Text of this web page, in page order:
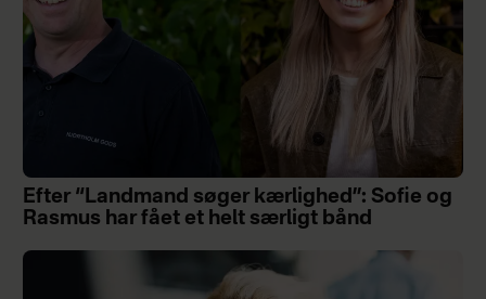
Efter “Landmand søger kærlighed”: Sofie og
Rasmus har fået et helt særligt bånd